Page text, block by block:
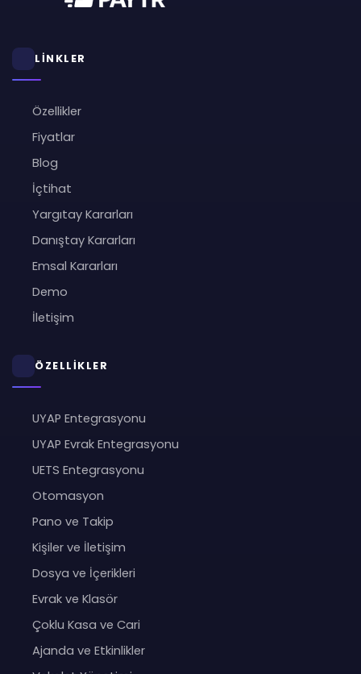
LİNKLER
Özellikler
Fiyatlar
Blog
İçtihat
Yargıtay Kararları
Danıştay Kararları
Emsal Kararları
Demo
İletişim
ÖZELLİKLER
UYAP Entegrasyonu
UYAP Evrak Entegrasyonu
UETS Entegrasyonu
Otomasyon
Pano ve Takip
Kişiler ve İletişim
Dosya ve İçerikleri
Evrak ve Klasör
Çoklu Kasa ve Cari
Ajanda ve Etkinlikler